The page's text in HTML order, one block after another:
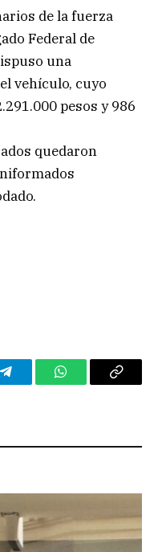
de la fuerza
Federal de
una
vehículo, cuyo
pesos y 986
quedaron
TelegramWhatsAppCopy